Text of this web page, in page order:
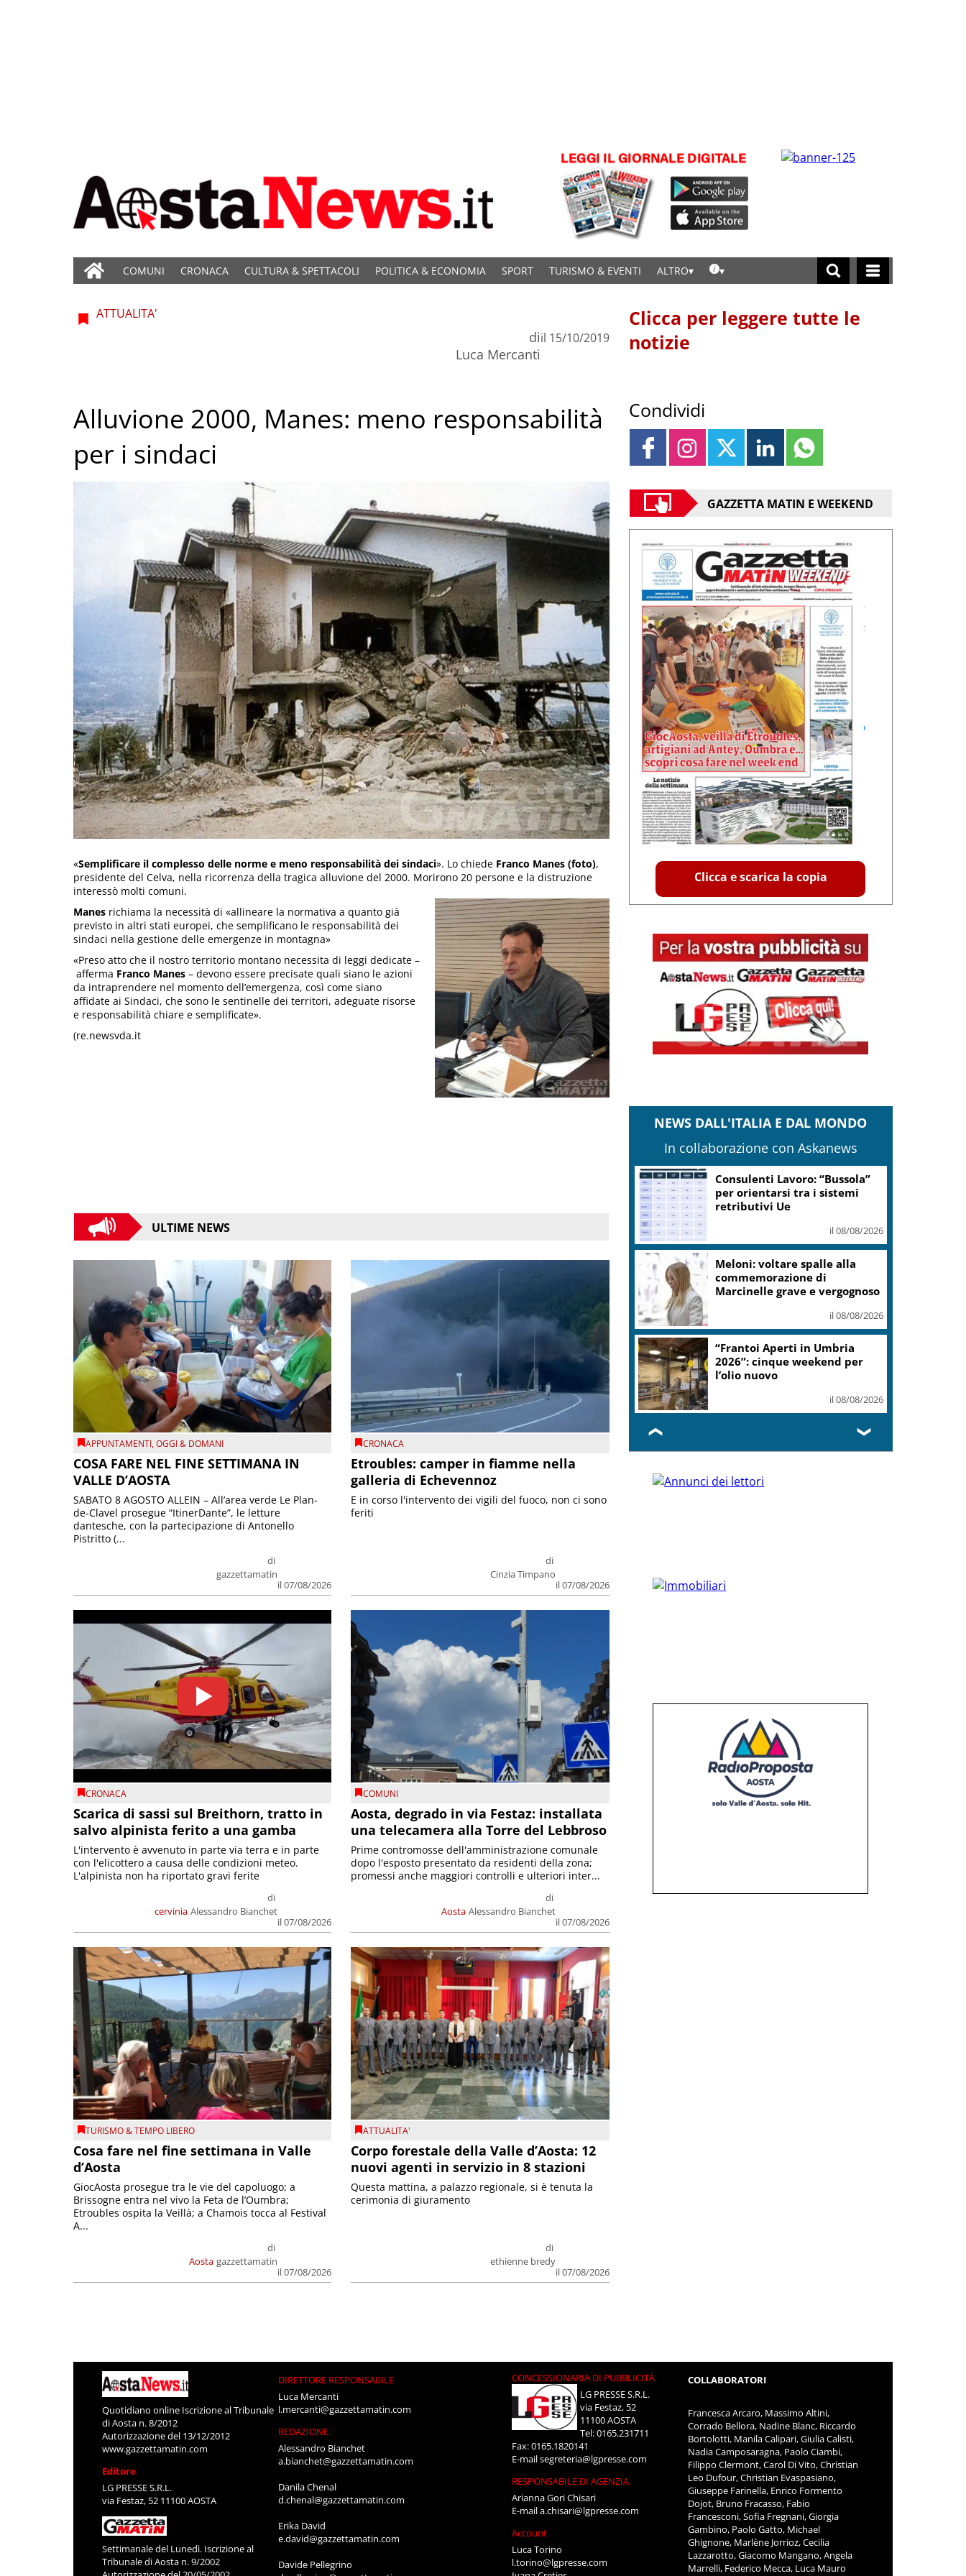
COMUNI CRONACA CULTURA & SPETTACOLI POLITICA & ECONOMIA SPORT TURISMO & EVENTI ALTRO
ATTUALITA'
di
Luca Mercanti
il 15/10/2019
Alluvione 2000, Manes: meno responsabilità
per i sindaci
«Semplificare il complesso delle norme e meno responsabilità dei sindaci». Lo chiede Franco Manes (foto),
presidente del Celva, nella ricorrenza della tragica alluvione del 2000. Morirono 20 persone e la distruzione
interessò molti comuni.
Manes richiama la necessità di «allineare la normativa a quanto già
previsto in altri stati europei, che semplificano le responsabilità dei
sindaci nella gestione delle emergenze in montagna»
«Preso atto che il nostro territorio montano necessita di leggi dedicate –
afferma Franco Manes – devono essere precisate quali siano le azioni
da intraprendere nel momento dell’emergenza, così come siano
affidate ai Sindaci, che sono le sentinelle dei territori, adeguate risorse
e responsabilità chiare e semplificate».
(re.newsvda.it
ULTIME NEWS
APPUNTAMENTI,OGGI & DOMANI
COSA FARE NEL FINE SETTIMANA IN
VALLE D’AOSTA
di
gazzettamatin
il 07/08/2026
SABATO 8 AGOSTO ALLEIN – All’area verde Le Plan-
de-Clavel prosegue “ItinerDante”, le letture
dantesche, con la partecipazione di Antonello
Pistritto (...
CRONACA
Etroubles: camper in fiamme nella
galleria di Echevennoz
di
Cinzia Timpano
il 07/08/2026
E in corso l'intervento dei vigili del fuoco, non ci sono
feriti
CRONACA
Scarica di sassi sul Breithorn, tratto in
salvo alpinista ferito a una gamba
cervinia
di
Alessandro Bianchet
il 07/08/2026
L'intervento è avvenuto in parte via terra e in parte
con l'elicottero a causa delle condizioni meteo.
L'alpinista non ha riportato gravi ferite
COMUNI
Aosta, degrado in via Festaz: installata
una telecamera alla Torre del Lebbroso
Aosta
di
Alessandro Bianchet
il 07/08/2026
Prime contromosse dell'amministrazione comunale
dopo l'esposto presentato da residenti della zona;
promessi anche maggiori controlli e ulteriori inter...
TURISMO & TEMPO LIBERO
Cosa fare nel fine settimana in Valle
d’Aosta
Aosta
di
gazzettamatin
il 07/08/2026
GiocAosta prosegue tra le vie del capoluogo; a
Brissogne entra nel vivo la Feta de l’Oumbra;
Etroubles ospita la Veillà; a Chamois tocca al Festival
A...
ATTUALITA'
Corpo forestale della Valle d’Aosta: 12
nuovi agenti in servizio in 8 stazioni
di
ethienne bredy
il 07/08/2026
Questa mattina, a palazzo regionale, si è tenuta la
cerimonia di giuramento
Clicca per leggere tutte le
notizie
Condividi
GAZZETTA MATIN E WEEKEND
Clicca e scarica la copia
NEWS DALL'ITALIA E DAL MONDO
In collaborazione con Askanews
Consulenti Lavoro: “Bussola”
per orientarsi tra i sistemi
retributivi Ue
il 08/08/2026
Meloni: voltare spalle alla
commemorazione di
Marcinelle grave e vergognoso
il 08/08/2026
“Frantoi Aperti in Umbria
2026”: cinque weekend per
l’olio nuovo
il 08/08/2026
❮ ❯
Quotidiano online Iscrizione al Tribunale
di Aosta n. 8/2012
Autorizzazione del 13/12/2012
www.gazzettamatin.com
Editore
LG PRESSE S.R.L.
via Festaz, 52 11100 AOSTA
Settimanale del Lunedì. Iscrizione al
Tribunale di Aosta n. 9/2002
DIRETTORE RESPONSABILE
Luca Mercanti
l.mercanti@gazzettamatin.com
REDAZIONE
Alessandro Bianchet
a.bianchet@gazzettamatin.com
Danila Chenal
d.chenal@gazzettamatin.com
Erika David
e.david@gazzettamatin.com
Davide Pellegrino
CONCESSIONARIA DI PUBBLICITÀ
LG PRESSE S.R.L.
via Festaz, 52
11100 AOSTA
Tel: 0165.231711
Fax: 0165.1820141
E-mailsegreteria@lgpresse.com
RESPONSABILE DI AGENZIA
Arianna Gori Chisari
E-maila.chisari@lgpresse.com
Account
Luca Torino
l.torino@lgpresse.com
COLLABORATORI
Francesca Arcaro, Massimo Altini,
Corrado Bellora, Nadine Blanc, Riccardo
Bortolotti, Manila Calipari, Giulia Calisti,
Nadia Camposaragna, Paolo Ciambi,
Filippo Clermont, Carol Di Vito, Christian
Leo Dufour, Christian Evaspasiano,
Giuseppe Farinella, Enrico Formento
Dojot, Bruno Fracasso, Fabio
Francesconi, Sofia Fregnani, Giorgia
Gambino, Paolo Gatto, Michael
Ghignone, Marlène Jorrioz, Cecilia
Lazzarotto, Giacomo Mangano, Angela
Marrelli, Federico Mecca, Luca Mauro